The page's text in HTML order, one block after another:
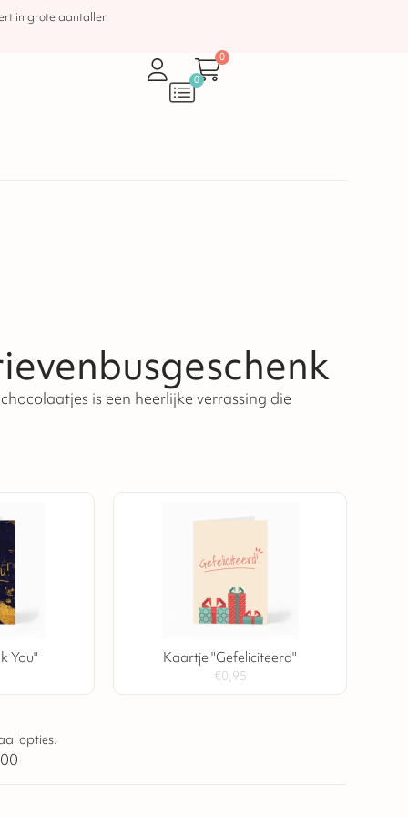
in grote aantallen
0
0
is een heerlijke verrassing die
You" Kaartje "Gefeliciteerd"
€0,95
opties: